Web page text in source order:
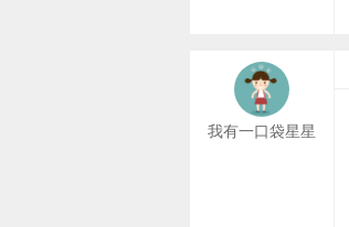
我有一口袋星星